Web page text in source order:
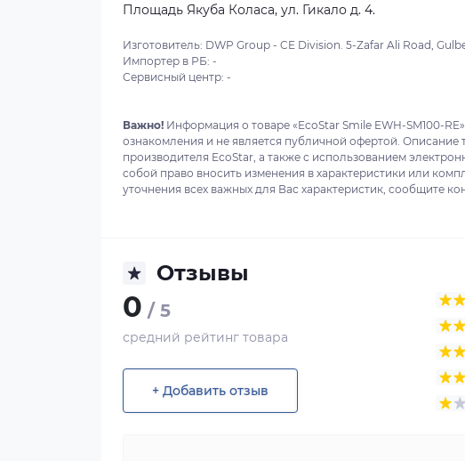
Площадь Якуба Коласа, ул. Гикало д. 4.
Изготовитель: DWP Group - CE Division. 5-Zafar Ali Road,
Импортер в РБ: -
Сервисный центр: -
Важно! Информация о товаре «EcoStar Smile EWH-SM100-
ознакомления и не является публичной офертой.
производителя EcoStar, а также с использованием
собой право вносить изменения в характеристики или
уточнения всех важных для Вас характеристик, сообщите
Отзывы
0 / 5
средний рейтинг товара
+ Добавить отзыв